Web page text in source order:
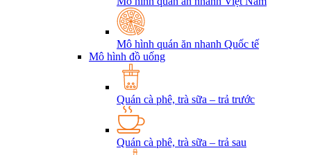
Mô hình quán ăn nhanh Quốc tế
Mô hình đồ uống
Quán cà phê, trà sữa – trả trước
Quán cà phê, trà sữa – trả sau